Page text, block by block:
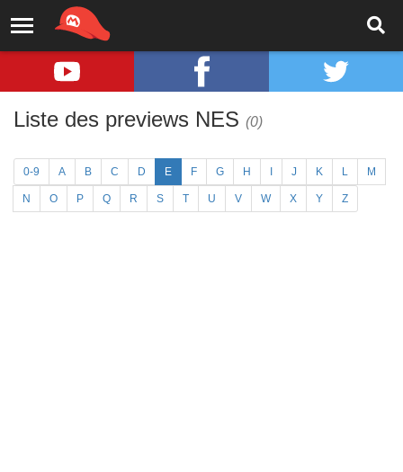
Liste des previews NES (0)
0-9 A B C D E F G H J K L M
N O P Q R S T U V W X Y Z